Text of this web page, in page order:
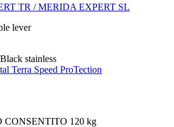
TR / MERIDA EXPERT SL
lever
stainless
Terra Speed ProTection
CONSENTITO 120 kg